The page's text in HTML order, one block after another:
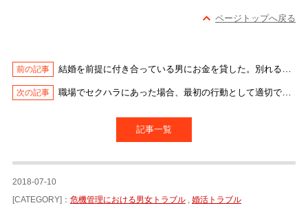
ページトップへ戻る
結婚を前提に付き合っている男にお金を貸した。別れるときに返済を求めても返してくれない。
職場でセクハラにあった場合、最初の行動として適切でないのはどれか。
記事一覧
2018-07-10
[CATEGORY]： 危機管理における男女トラブル , 婚活トラブル